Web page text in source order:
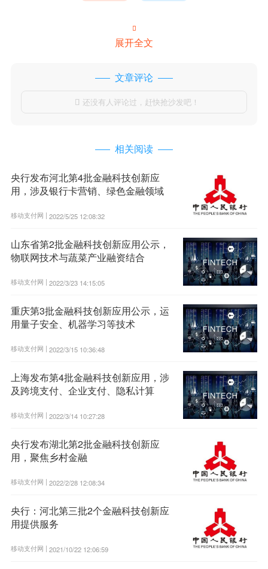

展开全文
文章评论
 还没有人评论过，赶快抢沙发吧！
相关阅读
央行发布河北第4批金融科技创新应
用，涉及银行卡营销、绿色金融领域
移动支付网 | 2022/5/25 12:08:32
山东省第2批金融科技创新应用公示，
物联网技术与蔬菜产业融资结合
移动支付网 | 2022/3/23 14:15:05
重庆第3批金融科技创新应用公示，运
用量子安全、机器学习等技术
移动支付网 | 2022/3/15 10:36:48
上海发布第4批金融科技创新应用，涉
及跨境支付、企业支付、隐私计算
移动支付网 | 2022/3/14 10:27:28
央行发布湖北第2批金融科技创新应
用，聚焦乡村金融
移动支付网 | 2022/2/28 12:08:34
央行：河北第三批2个金融科技创新应
用提供服务
移动支付网 | 2021/10/22 12:06:59